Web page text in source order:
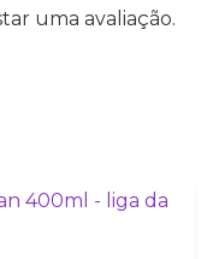
uma avaliação.